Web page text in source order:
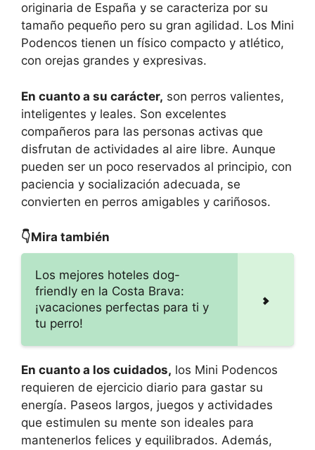
originaria de España y se caracteriza por su
tamaño pequeño pero su gran agilidad. Los Mini
Podencos tienen un físico compacto y atlético,
con orejas grandes y expresivas.
En cuanto a su carácter, son perros valientes,
inteligentes y leales. Son excelentes
compañeros para las personas activas que
disfrutan de actividades al aire libre. Aunque
pueden ser un poco reservados al principio, con
paciencia y socialización adecuada, se
convierten en perros amigables y cariñosos.
👇Mira también
Los mejores hoteles dog-
friendly en la Costa Brava:
¡vacaciones perfectas para ti y
tu perro!
En cuanto a los cuidados, los Mini Podencos
requieren de ejercicio diario para gastar su
energía. Paseos largos, juegos y actividades
que estimulen su mente son ideales para
mantenerlos felices y equilibrados. Además,